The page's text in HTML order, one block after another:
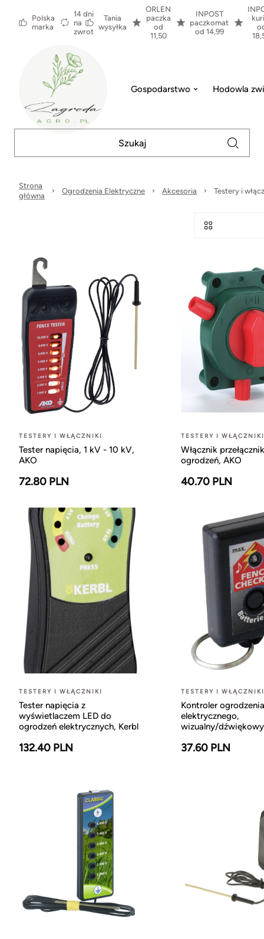
Polska
marka
14 dni
na
zwrot
Tania
wysyłka
ORLEN
paczka
od
11,50
INPOST
paczkomat
od 14,99
Gospodarstwo Hodowla
Strona
główna
Ogrodzenia Elektryczne Akcesoria Testery i
TESTERY I WŁĄCZNIKI
Tester napięcia, 1 kV - 10 kV,
AKO
72.80 PLN
TESTERY I WŁĄCZNIKI
Włącznik przełącznik
ogrodzeń, AKO
40.70 PLN
TESTERY I WŁĄCZNIKI
Tester napięcia z
wyświetlaczem LED do
ogrodzeń elektrycznych, Kerbl
132.40 PLN
TESTERY I WŁĄCZNIKI
Kontroler ogrodzenia
elektrycznego,
wizualny/
37.60 PLN